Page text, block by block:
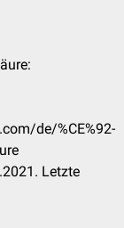
de/%CE%92-
Letzte